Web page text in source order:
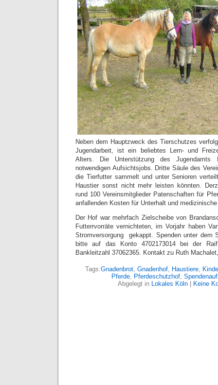
Neben dem Hauptzweck des Tierschutzes
Jugendarbeit, ist ein beliebtes Lern- und
Alters. Die Unterstützung des
notwendigen Aufsichtsjobs. Dritte Säule des
die Tierfutter sammelt und unter Senioren
Haustier sonst nicht mehr leisten könnten.
rund 100 Vereinsmitglieder Patenschaften für
anfallenden Kosten für Unterhalt und
Der Hof war mehrfach Zielscheibe von
Futterrvorräte vernichteten, im Vorjahr haben
Stromversorgung gekappt. Spenden unter dem
bitte auf das Konto 4702173014 bei der
Bankleitzahl 37062365. Kontakt zu Ruth
Tags:Gnadenbrot, Gnadenhof, Haustiere,
Pferde, Pferdeschutzhof,
Abgelegt in Lokales Köln| Keine